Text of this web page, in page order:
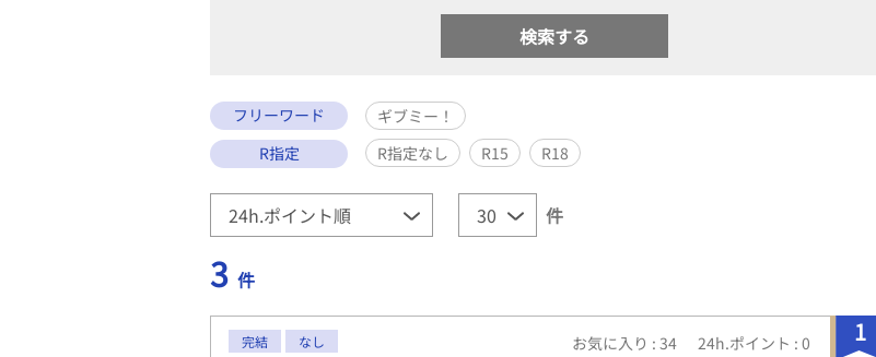
フリーワード
ギブミー！
R指定
R指定なし R15 R18
件
3 件
1
完結 なし お気に入り : 34 24h.ポイント : 0